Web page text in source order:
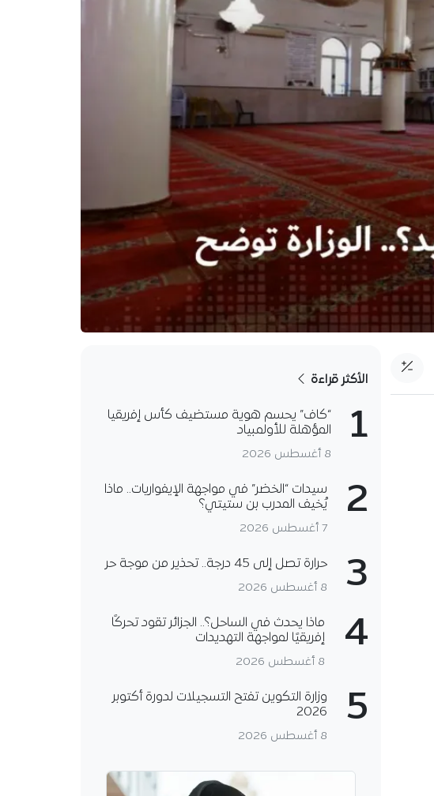
الأكثر قراءة
1
“كاف” يحسم هوية مستضيف كأس إفريقيا
المؤهلة للأولمبياد
8 أغسطس 2026
2
سيدات “الخضر” في مواجهة الإيفواريات.. ماذا
يُخيف المدرب بن ستيتي؟
7 أغسطس 2026
3 حرارة تصل إلى 45 درجة.. تحذير من موجة حر
8 أغسطس 2026
4
ماذا يحدث في الساحل؟.. الجزائر تقود تحركًا
إفريقيًا لمواجهة التهديدات
8 أغسطس 2026
5
وزارة التكوين تفتح التسجيلات لدورة أكتوبر
2026
8 أغسطس 2026